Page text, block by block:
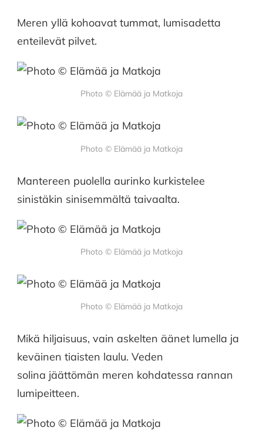
Meren yllä kohoavat tummat, lumisadetta
enteilevät pilvet.
Photo © Elämää ja Matkoja
Photo © Elämää ja Matkoja
Mantereen puolella aurinko kurkistelee
sinistäkin sinisemmältä taivaalta.
Photo © Elämää ja Matkoja
Photo © Elämää ja Matkoja
Mikä hiljaisuus, vain askelten äänet lumella ja
keväinen tiaisten laulu. Veden
solina jäättömän meren kohdatessa rannan
lumipeitteen.